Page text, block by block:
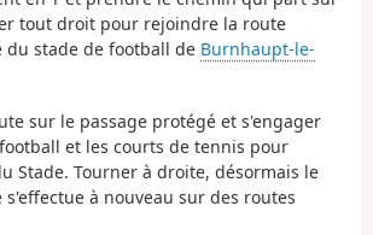
tout droit pour rejoindre la route
du stade de football de Burnhaupt-le-
sur le passage protégé et s'engager
et les courts de tennis pour
Stade. Tourner à droite, désormais le
à nouveau sur des routes